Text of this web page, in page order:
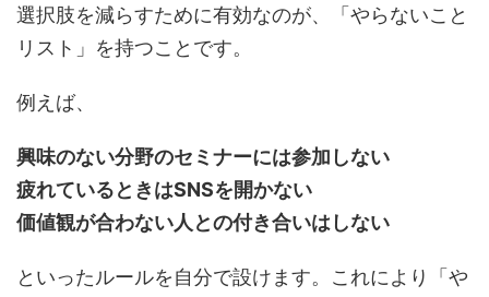
選択肢を減らすために有効なのが、「やらないこと
リスト」を持つことです。
例えば、
興味のない分野のセミナーには参加しない
疲れているときはSNSを開かない
価値観が合わない人との付き合いはしない
といったルールを自分で設けます。これにより「や